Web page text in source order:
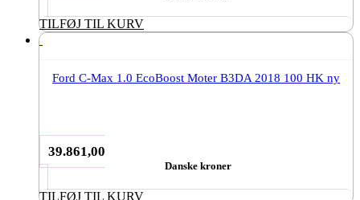
TILFØJ TIL KURV
Ford C-Max 1.0 EcoBoost Moter B3DA 2018 100 HK ny
39.861,00
Danske kroner
TILFØJ TIL KURV